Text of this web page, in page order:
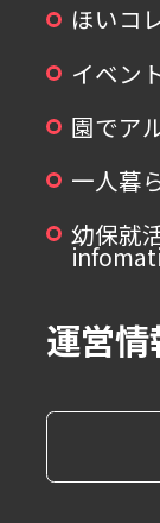
ほいコ
イベン
園でア
一人暮
幼保就
運営情